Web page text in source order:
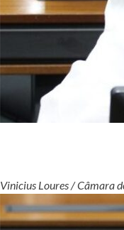
Vinicius Loures / Câmara